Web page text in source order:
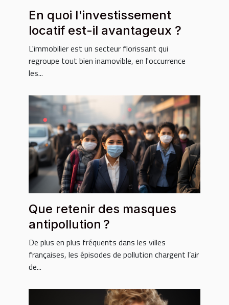
En quoi l'investissement
locatif est-il avantageux ?
L'immobilier est un secteur florissant qui
regroupe tout bien inamovible, en l'occurrence
les...
Que retenir des masques
antipollution ?
De plus en plus fréquents dans les villes
françaises, les épisodes de pollution chargent l’air
de...